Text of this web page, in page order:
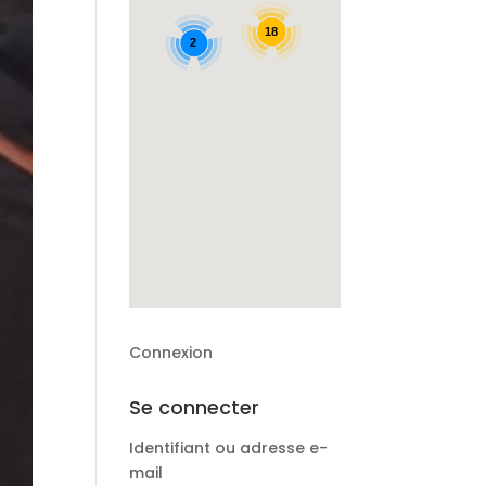
2
18
Connexion
Se connecter
Identifiant ou adresse e-
mail